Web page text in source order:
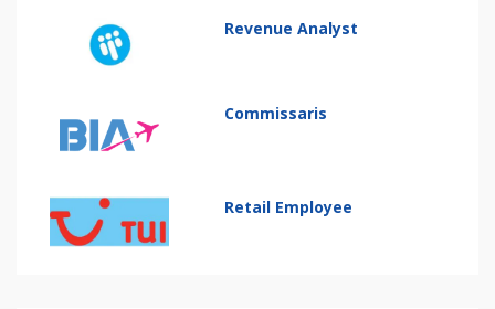
Revenue Analyst
Commissaris
Retail Employee